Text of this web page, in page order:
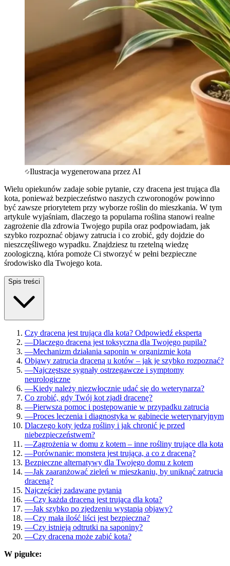
Ilustracja wygenerowana przez AI
Wielu opiekunów zadaje sobie pytanie, czy dracena jest trująca dla
kota, ponieważ bezpieczeństwo naszych czworonogów powinno
być zawsze priorytetem przy wyborze roślin do mieszkania. W tym
artykule wyjaśniam, dlaczego ta popularna roślina stanowi realne
zagrożenie dla zdrowia Twojego pupila oraz podpowiadam, jak
szybko rozpoznać objawy zatrucia i co zrobić, gdy dojdzie do
nieszczęśliwego wypadku. Znajdziesz tu rzetelną wiedzę
zoologiczną, która pomoże Ci stworzyć w pełni bezpieczne
środowisko dla Twojego kota.
Spis treści
Czy dracena jest trująca dla kota? Odpowiedź eksperta
—Dlaczego dracena jest toksyczna dla Twojego pupila?
—Mechanizm działania saponin w organizmie kota
Objawy zatrucia draceną u kotów – jak je szybko rozpoznać?
—Najczęstsze sygnały ostrzegawcze i symptomy
neurologiczne
—Kiedy należy niezwłocznie udać się do weterynarza?
Co zrobić, gdy Twój kot zjadł dracenę?
—Pierwsza pomoc i postępowanie w przypadku zatrucia
—Proces leczenia i diagnostyka w gabinecie weterynaryjnym
Dlaczego koty jedzą rośliny i jak chronić je przed
niebezpieczeństwem?
—Zagrożenia w domu z kotem – inne rośliny trujące dla kota
—Porównanie: monstera jest trująca, a co z draceną?
Bezpieczne alternatywy dla Twojego domu z kotem
—Jak zaaranżować zieleń w mieszkaniu, by uniknąć zatrucia
draceną?
Najczęściej zadawane pytania
—Czy każda dracena jest trująca dla kota?
—Jak szybko po zjedzeniu wystąpią objawy?
—Czy mała ilość liści jest bezpieczna?
—Czy istnieją odtrutki na saponiny?
—Czy dracena może zabić kota?
W pigułce: